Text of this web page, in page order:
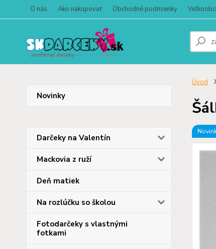
O nás Ako nakupovať Obchodné podmienky
Novinky
Darčeky na Valentín
Mackovia z ruží
Deň matiek
Na rozlúčku so školou
Fotodarčeky s vlastnými
fotkami
Úvod